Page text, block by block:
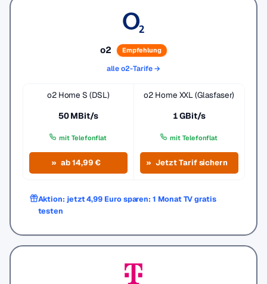
o2 Empfehlung
alle o2-Tarife →
o2 Home S (DSL)
50 MBit/s
mit Telefonflat
ab 14,99 €
o2 Home XXL (Glasfaser)
1 GBit/s
mit Telefonflat
Jetzt Tarif sichern
Aktion: jetzt 4,99 Euro sparen: 1 Monat TV gratis
testen